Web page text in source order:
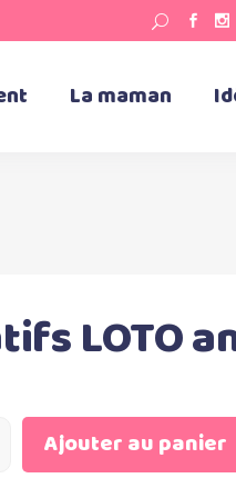
La maman
LOTO
Ajouter au panier